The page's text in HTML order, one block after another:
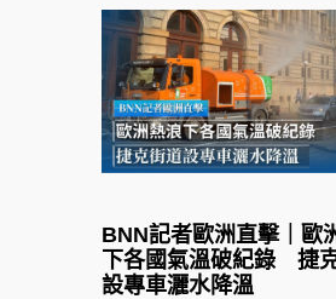
BNN記者歐洲直擊｜歐
下各國氣溫破紀錄 捷
設專車灑水降溫